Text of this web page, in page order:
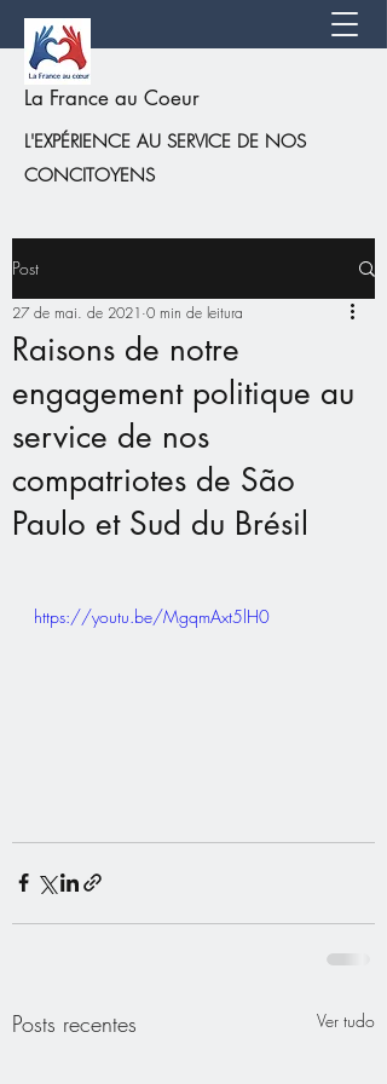
La France au Coeur
L'EXPÉRIENCE AU SERVICE DE NOS
CONCITOYENS
Post
Raisons de notre
engagement politique au
service de nos
compatriotes de São
Paulo et Sud du Brésil
27 de mai. de 2021 0 min de leitura
https://youtu.be/MgqmAxt5lH0
Posts recentes Ver tudo